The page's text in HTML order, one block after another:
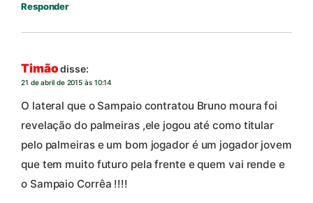
Responder
Timão disse:
21 de abril de 2015 às 10:14
O lateral que o Sampaio contratou Bruno moura foi
revelação do palmeiras ,ele jogou até como titular
pelo palmeiras e um bom jogador é um jogador jovem
que tem muito futuro pela frente e quem vai rende e
o Sampaio Corrêa !!!!